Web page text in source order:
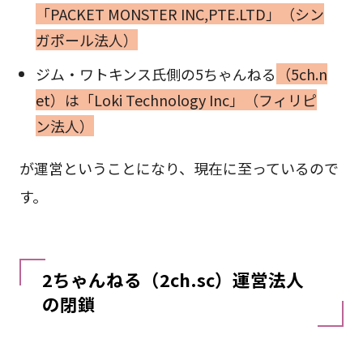
「PACKET MONSTER INC,PTE.LTD」（シン
ガポール法人）
ジム・ワトキンス氏側の5ちゃんねる （5ch.n
et）は「Loki Technology Inc」（フィリピ
ン法人）
が運営ということになり、現在に至っているので
す。
2ちゃんねる（2ch.sc）運営法人
の閉鎖